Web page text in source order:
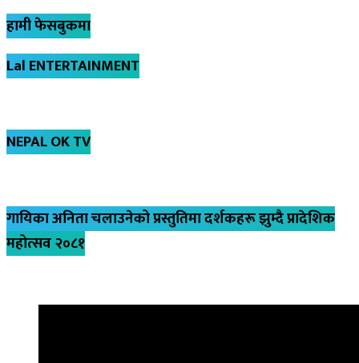
हामी फेसबुकमा
Lal ENTERTAINMENT
NEPAL OK TV
गायिका अनिता चलाउनेको प्रस्तुतिमा दर्शकहरू झुम्दै प्रादेशिक
महोत्सव २०८१